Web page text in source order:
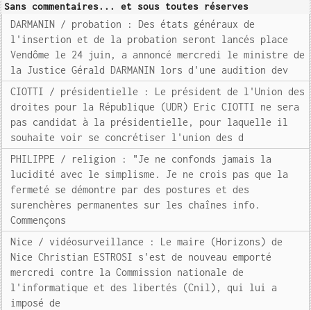
Sans commentaires... et sous toutes réserves
DARMANIN / probation : Des états généraux de
l'insertion et de la probation seront lancés place
Vendôme le 24 juin, a annoncé mercredi le ministre de
la Justice Gérald DARMANIN lors d'une audition dev
CIOTTI / présidentielle : Le président de l'Union des
droites pour la République (UDR) Eric CIOTTI ne sera
pas candidat à la présidentielle, pour laquelle il
souhaite voir se concrétiser l'union des d
PHILIPPE / religion : "Je ne confonds jamais la
lucidité avec le simplisme. Je ne crois pas que la
fermeté se démontre par des postures et des
surenchères permanentes sur les chaînes info.
Commençons
Nice / vidéosurveillance : Le maire (Horizons) de
Nice Christian ESTROSI s'est de nouveau emporté
mercredi contre la Commission nationale de
l'informatique et des libertés (Cnil), qui lui a
imposé de